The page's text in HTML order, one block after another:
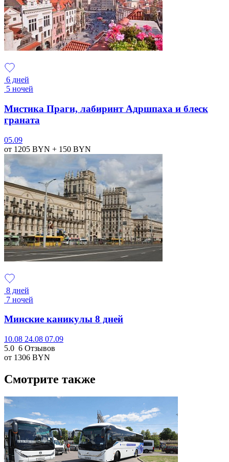
6 дней
5 ночей
Мистика Праги, лабиринт Адршпаха и блеск
граната
05.09
от 1205 BYN + 150 BYN
8 дней
7 ночей
Минские каникулы 8 дней
10.08 24.08 07.09
5.0 6 Отзывов
от 1306 BYN
Смотрите также